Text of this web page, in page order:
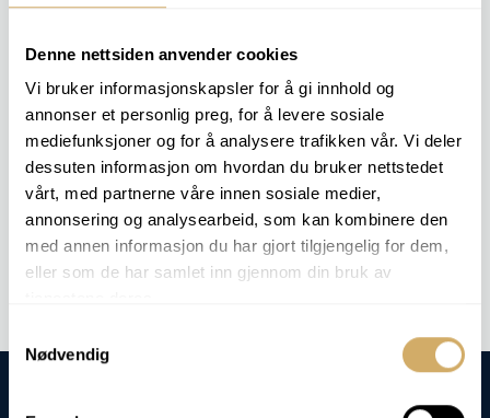
Denne nettsiden anvender cookies
Vi bruker informasjonskapsler for å gi innhold og
annonser et personlig preg, for å levere sosiale
mediefunksjoner og for å analysere trafikken vår. Vi deler
dessuten informasjon om hvordan du bruker nettstedet
vårt, med partnerne våre innen sosiale medier,
annonsering og analysearbeid, som kan kombinere den
med annen informasjon du har gjort tilgjengelig for dem,
eller som de har samlet inn gjennom din bruk av
Nødvendig
comparação entre diferentes fontes de energia ou para
PACOTES DE ANÁLISE RELEVANTES
Esta análise não está incluída em nenhum pacote de análises
específico, mas podemos realizá-la mediante pedido.
Análise de encomendas -Valor calórico